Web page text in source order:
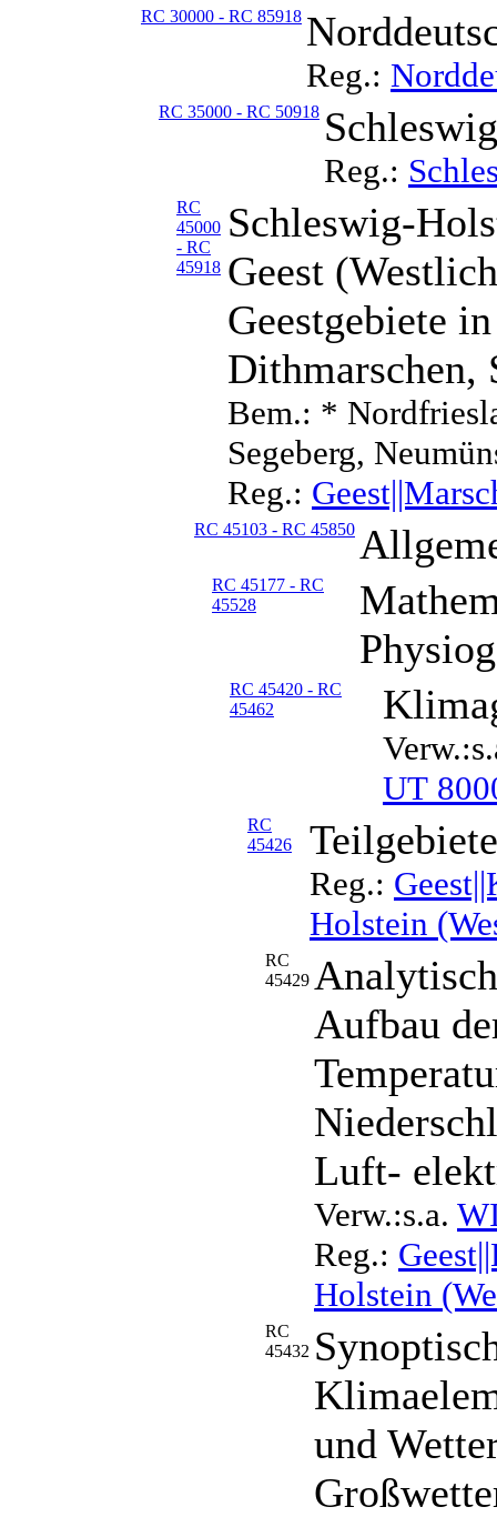
RC 30000 - RC 85918
Reg.:
RC 35000 - RC 50918
Reg.:
RC
45000
- RC
45918
Schleswig-
Geest
Geestgebiete
Dithmarschen,
Bem.: *
Segeberg,
Reg.:
RC 45103 - RC 45850
RC 45177 - RC
45528
RC 45420 - RC
45462
UT
RC
45426
Reg.:
Holstein
RC
45429
Aufbau
Luft-
Verw.:s.a.
Reg.:
Holstein
RC
45432
und